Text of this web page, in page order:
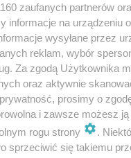
było to
zaufanych partnerów
informacje na urządzeniu
wysyłane przez
reklam, wybór
Za zgodą Użytkownika
oraz aktywnie
prosimy o
i zawsze możesz
rogu strony
.
sprzeciwić się takiemu